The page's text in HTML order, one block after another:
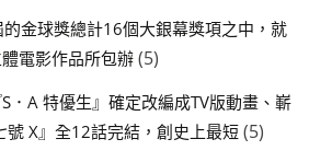
金球獎總計16個大銀幕獎項之中，就
電影作品所包辦 (5)
．A 特優生』確定改編成TV版動畫、嶄
號 X』全12話完結，創史上最短 (5)